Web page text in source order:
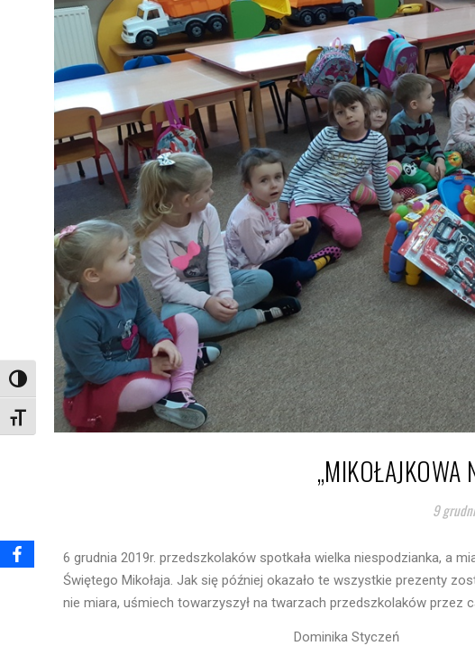
Toggle High Contrast
Toggle Font size
„MIKOŁAJKOWA
9
6 grudnia 2019r. przedszkolaków spotkała wielka niespodzianka, a
Świętego Mikołaja. Jak się później okazało te wszystkie prezenty
nie miara, uśmiech towarzyszył na twarzach przedszkolaków przez
Dominika Styczeń